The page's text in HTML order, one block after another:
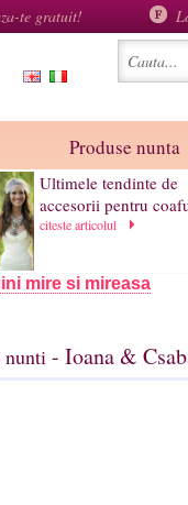
te gratuit!
Produse nunta
Ultimele tendinte de
accesorii pentru
citeste articolul
mire si mireasa
- Ioana &